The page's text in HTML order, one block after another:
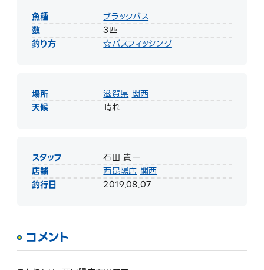
魚種
ブラックバス
数
3匹
釣り方
☆バスフィッシング
場所 滋賀県 関西
天候
晴れ
スタッフ
石田 貴一
店舗
西昆陽店 関西
釣行日
2019.08.07
コメント